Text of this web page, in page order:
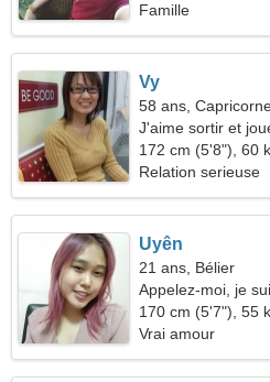
Famille
Vy
58 ans,
J'aime sortir et
172 cm (5'8"), 60
Relation serieuse
Uyên
21 ans, Bélier
Appelez-moi, je
170 cm (5'7"), 55
Vrai amour